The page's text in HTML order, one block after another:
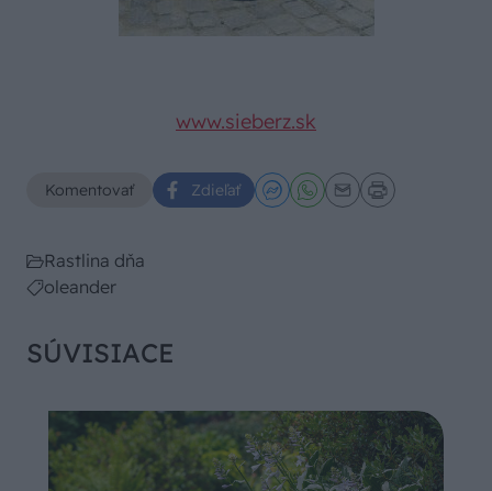
www.sieberz.sk
Komentovať Zdieľať
Rastlina dňa
oleander
SÚVISIACE